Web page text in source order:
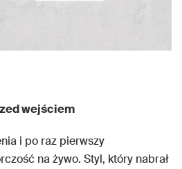
wejściem
i po raz pierwszy
na żywo. Styl, który nabrał